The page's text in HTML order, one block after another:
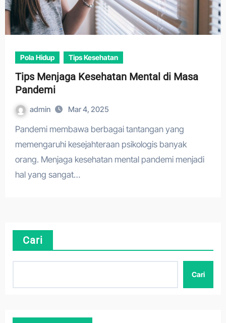
Pola Hidup Tips Kesehatan
Tips Menjaga Kesehatan Mental di Masa
Pandemi
admin Mar 4, 2025
Pandemi membawa berbagai tantangan yang
memengaruhi kesejahteraan psikologis banyak
orang. Menjaga kesehatan mental pandemi menjadi
hal yang sangat…
Cari
Cari